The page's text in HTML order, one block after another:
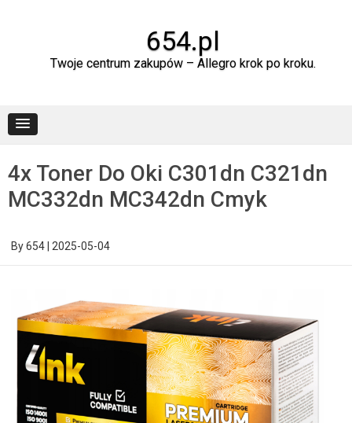
654.pl
Twoje centrum zakupów – Allegro krok po kroku.
4x Toner Do Oki C301dn C321dn
MC332dn MC342dn Cmyk
By654 2025-05-04